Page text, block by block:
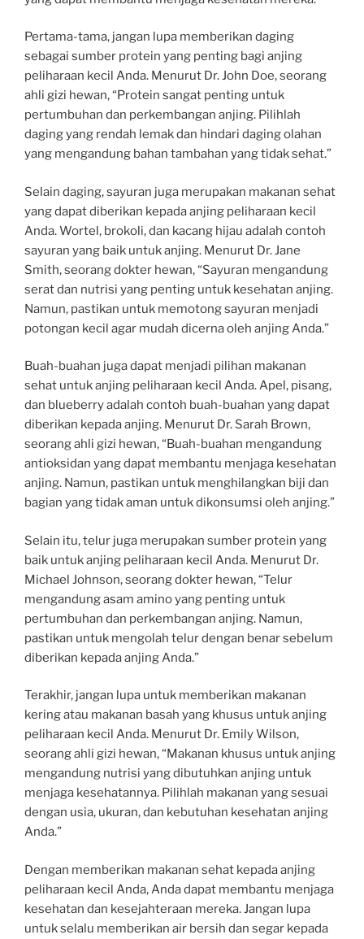
Pertama-tama, jangan lupa memberikan daging
sebagai sumber protein yang penting bagi anjing
peliharaan kecil Anda. Menurut Dr. John Doe, seorang
ahli gizi hewan, “Protein sangat penting untuk
pertumbuhan dan perkembangan anjing. Pilihlah
daging yang rendah lemak dan hindari daging olahan
yang mengandung bahan tambahan yang tidak sehat.”
Selain daging, sayuran juga merupakan makanan sehat
yang dapat diberikan kepada anjing peliharaan kecil
Anda. Wortel, brokoli, dan kacang hijau adalah contoh
sayuran yang baik untuk anjing. Menurut Dr. Jane
Smith, seorang dokter hewan, “Sayuran mengandung
serat dan nutrisi yang penting untuk kesehatan anjing.
Namun, pastikan untuk memotong sayuran menjadi
potongan kecil agar mudah dicerna oleh anjing Anda.”
Buah-buahan juga dapat menjadi pilihan makanan
sehat untuk anjing peliharaan kecil Anda. Apel, pisang,
dan blueberry adalah contoh buah-buahan yang dapat
diberikan kepada anjing. Menurut Dr. Sarah Brown,
seorang ahli gizi hewan, “Buah-buahan mengandung
antioksidan yang dapat membantu menjaga kesehatan
anjing. Namun, pastikan untuk menghilangkan biji dan
bagian yang tidak aman untuk dikonsumsi oleh anjing.”
Selain itu, telur juga merupakan sumber protein yang
baik untuk anjing peliharaan kecil Anda. Menurut Dr.
Michael Johnson, seorang dokter hewan, “Telur
mengandung asam amino yang penting untuk
pertumbuhan dan perkembangan anjing. Namun,
pastikan untuk mengolah telur dengan benar sebelum
diberikan kepada anjing Anda.”
Terakhir, jangan lupa untuk memberikan makanan
kering atau makanan basah yang khusus untuk anjing
peliharaan kecil Anda. Menurut Dr. Emily Wilson,
seorang ahli gizi hewan, “Makanan khusus untuk anjing
mengandung nutrisi yang dibutuhkan anjing untuk
menjaga kesehatannya. Pilihlah makanan yang sesuai
dengan usia, ukuran, dan kebutuhan kesehatan anjing
Anda.”
Dengan memberikan makanan sehat kepada anjing
peliharaan kecil Anda, Anda dapat membantu menjaga
kesehatan dan kesejahteraan mereka. Jangan lupa
untuk selalu memberikan air bersih dan segar kepada